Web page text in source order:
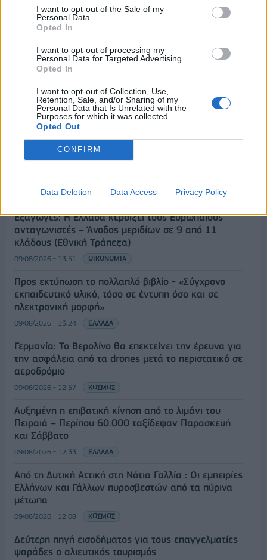
I want to opt-out of the Sale of my
Personal Data.
Opted In
I want to opt-out of processing my
Personal Data for Targeted Advertising.
Opted In
I want to opt-out of Collection, Use,
Retention, Sale, and/or Sharing of my
Personal Data that Is Unrelated with the
Purposes for which it was collected.
Opted Out
CONFIRM
Data Deletion Data Access Privacy Policy
ΡΟΗ ΕΙΔΗΣΕΩΝ
Π. Μαρινάκης: «Το δημογραφικό δεν μπορεί να
περιμένει»
09/08/2026 - 14:34 ΠΟΛΙΤΙΚΗ
09/08/2026 - 14:17 ΠΟΛΙΤΙΚΗ
Εξαγωγές: Η Ελλάδα κερδίζει τους Ευρωπαίους
ανταγωνιστές – Άνοδος μεριδίων σε 9 από 11
κλάδους (Εθνική Τράπεζα)
09/08/2026 - 13:51 ΟΙΚΟΝΟΜΙΑ
Προς εκτύπωση το πολλαπλό βιβλίο - «Σύγχρονο
εκπαιδευτικό υλικό, τόσο σε έντυπη όσο και σε
ηλεκτρονική μορφή»
09/08/2026 - 13:24 ΕΛΛΑΔΑ
Γερμανία: Το Βερολίνο θα επεκτείνει την έρευνα για
την ασφάλεια από τα drones μετά το περιστατικό σε
αεροδρόμιο
09/08/2026 - 12:57 ΚΟΣΜΟΣ
Αυξημένη η επιβατική κίνηση από το λιμάνι του
Πειραιά – Περίπου 60.000 ταξίδεψαν Παρασκευή
και Σάββατο
09/08/2026 - 12:33 ΕΛΛΑΔΑ
Από τη Δυτική Αττική στη Νότια Γαλλία : Οι εμπειρίες
Ελλήνων και Γάλλων πυροσβεστών από τα πύρινα
μέτωπα
09/08/2026 - 12:08 ΚΟΣΜΟΣ
Δεύτερη πηγή εισοδήματος για τους επαγγελματίες
ψαράδες ο αλιευτικός τουρισμός